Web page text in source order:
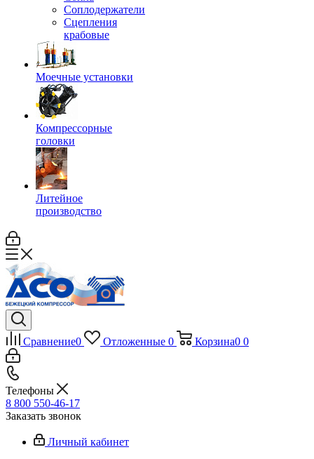
Соплодержатели
Сцепления
крабовые
Моечные установки
Компрессорные
головки
Литейное
производство
Сравнение0 Отложенные 0 Корзина0 0
Телефоны
8 800 550-46-17
Заказать звонок
Личный кабинет